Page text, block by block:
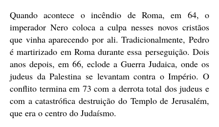
Quando acontece o incêndio de Roma, em 64, o
imperador Nero coloca a culpa nesses novos cristãos
que vinha aparecendo por ali. Tradicionalmente, Pedro
é martirizado em Roma durante essa perseguição. Dois
anos depois, em 66, eclode a Guerra Judaica, onde os
judeus da Palestina se levantam contra o Império. O
conflito termina em 73 com a derrota total dos judeus e
com a catastrófica destruição do Templo de Jerusalém,
que era o centro do Judaísmo.